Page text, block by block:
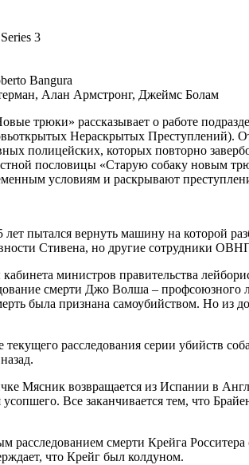
3
Bangura
Алан Армстронг, Джеймс Болам
трюки» рассказывает о работе
Нераскрытых Преступлений).
полицейских, которых повторно
пословицы «Старую собаку новым
условиям и раскрывают
пытался вернуть машину на которой
Стивена, но другие сотрудники
министров правительства
смерти Джо Волша –
была признана самоубийством. Но из
расследования серии убийств
Мясник возвращается из Испании в
Все заканчивается тем, что
смерти Крейга Росситера
что Крейг был колдуном.